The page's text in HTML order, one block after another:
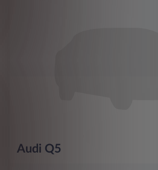
Audi Q5